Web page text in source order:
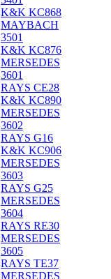
K&K KC868
MAYBACH
3501
K&K KC876
MERSEDES
3601
RAYS CE28
K&K KC890
MERSEDES
3602
RAYS G16
K&K KC906
MERSEDES
3603
RAYS G25
MERSEDES
3604
RAYS RE30
MERSEDES
3605
RAYS TE37
MERSEDES